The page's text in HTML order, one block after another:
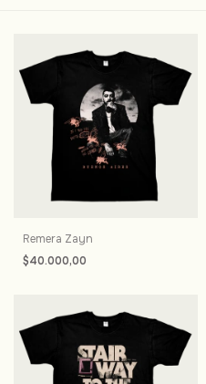
Remera Zayn
$40.000,00